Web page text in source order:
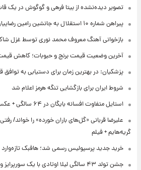
تصویر دیده‌نشده از بیتا فرهی و گوگوش در
پیراهن شماره ۱۰ استقلال به جانشین رامین رضاییان رسید + عکس
بازخوانی آهنگ معروف محمد نوری توسط غزل
آخرین وضعیت قیمت برنج و حبوبات؛ کاهش
پزشکیان: در بهترین زمان برای دستیابی به توافق
شروط ایران برای بازگشایی تنگه هرمز اعلام شد
استایل متفاوت افسانه بایگان در ۶۴ سالگی + عکس
علیرضا قربانی «گل‌های باران خورده» را خواند/
گریه‌هایم + فیلم
خرید جدید پرسپولیس رسمی شد؛ هافبک
جشن تولد ۴۳ سالگی لیلا اوتادی با یک سورپرایز ویژه + فیلم